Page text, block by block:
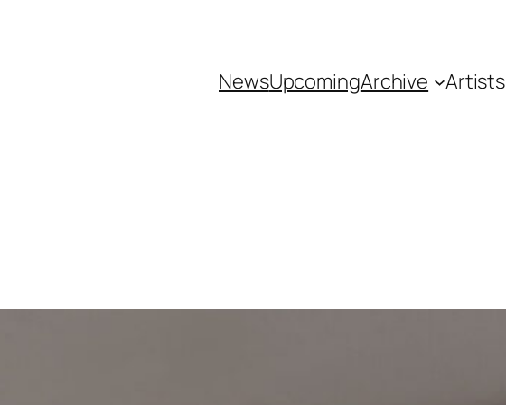
NewsUpcomingArchive Artists